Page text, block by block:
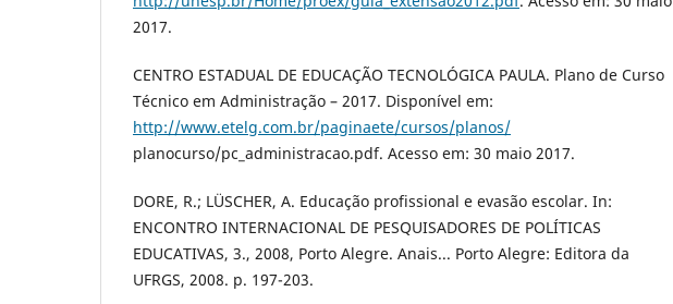
2017.
CENTRO ESTADUAL DE EDUCAÇÃO TECNOLÓGICA PAULA. Plano de Curso
Técnico em Administração – 2017. Disponível em:
http://www.etelg.com.br/paginaete/cursos/planos/
planocurso/pc_administracao.pdf. Acesso em: 30 maio 2017.
DORE, R.; LÜSCHER, A. Educação profissional e evasão escolar. In:
ENCONTRO INTERNACIONAL DE PESQUISADORES DE POLÍTICAS
EDUCATIVAS, 3., 2008, Porto Alegre. Anais... Porto Alegre: Editora da
UFRGS, 2008. p. 197-203.